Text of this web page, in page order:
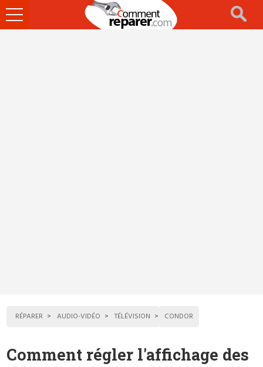
Ouvrir
le
RÉPARER AUDIO-VIDÉO TÉLÉVISION CONDOR
Comment régler l'affichage des